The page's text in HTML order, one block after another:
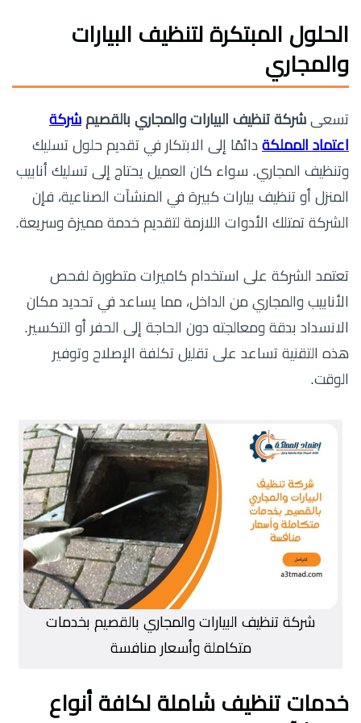
الحلول المبتكرة لتنظيف البيارات
والمجاري
تسعى شركة تنظيف البيارات والمجاري بالقصيم شركة
اعتماد المملكة دائمًا إلى الابتكار في تقديم حلول تسليك
وتنظيف المجاري. سواء كان العميل يحتاج إلى تسليك أنابيب
المنزل أو تنظيف بيارات كبيرة في المنشآت الصناعية، فإن
الشركة تمتلك الأدوات اللازمة لتقديم خدمة مميزة وسريعة.
تعتمد الشركة على استخدام كاميرات متطورة لفحص
الأنابيب والمجاري من الداخل، مما يساعد في تحديد مكان
الانسداد بدقة ومعالجته دون الحاجة إلى الحفر أو التكسير.
هذه التقنية تساعد على تقليل تكلفة الإصلاح وتوفير
الوقت.
شركة تنظيف البيارات والمجاري بالقصيم بخدمات
متكاملة وأسعار منافسة
خدمات تنظيف شاملة لكافة أنواع